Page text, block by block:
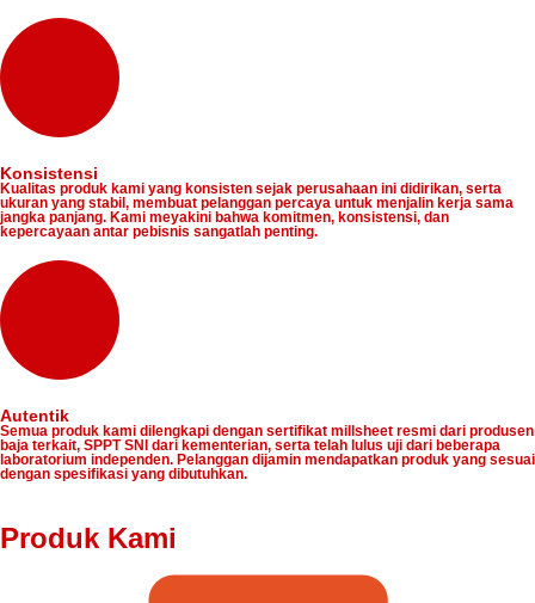
Konsistensi
Kualitas produk kami yang konsisten sejak perusahaan ini didirikan, serta
ukuran yang stabil, membuat pelanggan percaya untuk menjalin kerja sama
jangka panjang. Kami meyakini bahwa komitmen, konsistensi, dan
kepercayaan antar pebisnis sangatlah penting.
Autentik
Semua produk kami dilengkapi dengan sertifikat millsheet resmi dari produsen
baja terkait, SPPT SNI dari kementerian, serta telah lulus uji dari beberapa
laboratorium independen. Pelanggan dijamin mendapatkan produk yang sesuai
dengan spesifikasi yang dibutuhkan.
Produk Kami